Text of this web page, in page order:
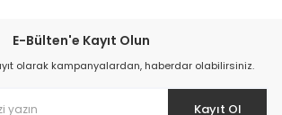
E-Bülten'e Kayıt Olun
olarak kampanyalardan, haberdar olabilirsiniz.
Kayıt Ol